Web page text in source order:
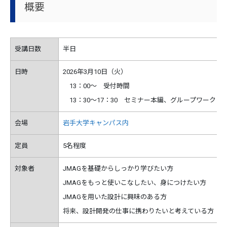
概要
受講日数 半日
日時
2026年3月10日（火）
13：00～ 受付時間
13：30～17：30 セミナー本編、グループワーク（
会場 岩手大学キャンパス内
定員 5名程度
対象者
JMAGを基礎からしっかり学びたい方
JMAGをもっと使いこなしたい、身につけたい方
JMAGを用いた設計に興味のある方
将来、設計開発の仕事に携わりたいと考えている方